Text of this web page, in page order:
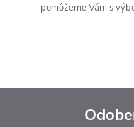
pomôžeme Vám s